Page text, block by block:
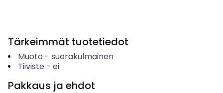
Tärkeimmät tuotetiedot
Muoto - suorakulmainen
Tiiviste - ei
Pakkaus ja ehdot